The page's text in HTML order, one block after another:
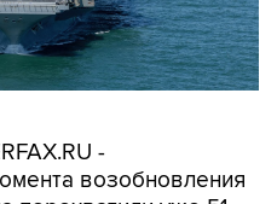
-
уже 51
торговое судно,